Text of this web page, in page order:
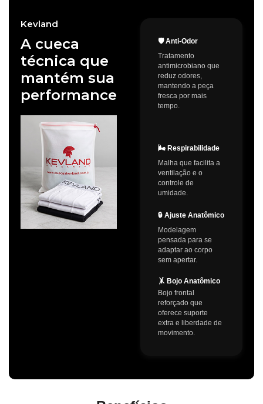
Kevland
A cueca
técnica que
mantém sua
performance
🛡️ Anti-Odor
Tratamento
antimicrobiano que
reduz odores,
mantendo a peça
fresca por mais
tempo.
🌬️ Respirabilidade
Malha que facilita a
ventilação e o
controle de
umidade.
🔒 Ajuste Anatômico
Modelagem
pensada para se
adaptar ao corpo
sem apertar.
🤸 Bojo Anatômico
Bojo frontal
reforçado que
oferece suporte
extra e liberdade de
movimento.